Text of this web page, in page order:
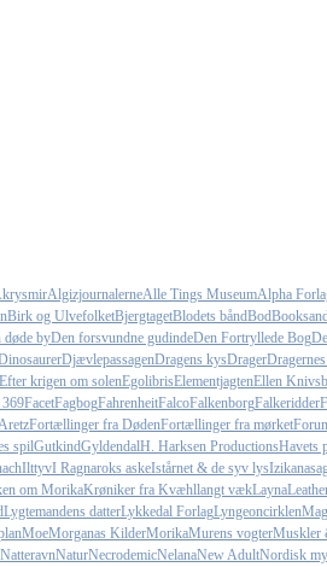
AlgizjournalerneAlle Tings MuseumAlpha
Birk og UlvefolketBjergtagetBlodets båndBod
døde byDen forsvundne gudindeDen Fortryllede Bog
DjævlepassagenDragens kysDrager
Efter krigen om solenEgolibrisElementjagtenEllen
FacetFagbogFahrenheitFalcoFalkenborgFalkeridder
Fortællinger fra DødenFortællinger fra mørket
spilGutkindGyldendalH. Harksen ProductionsHavets
IlttyvI Ragnaroks askeIstårnet & de syv lys
om MorikaKrøniker fra Kvæhllangt vækLayna
Lygtemandens datterLykkedal ForlagLyngeoncirklen
MoeMorganas KilderMorikaMurens vogterMuskler
NatteravnNaturNecrodemicNelanaNew AdultNordisk